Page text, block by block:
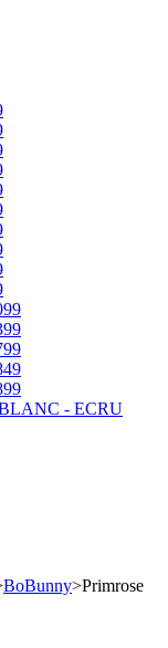
- ECRU
BoBunny>Primrose